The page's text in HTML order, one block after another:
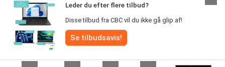
Leder du efter flere tilbud?
Disse tilbud fra CBC vil du ikke gå glip af!
Se tilbudsavis!
Alle rettigheder forbeholdes © Tilbudsaviseronline.dk 2026 |
Ansvarsfraskrivelse |Vilkår og betingelser